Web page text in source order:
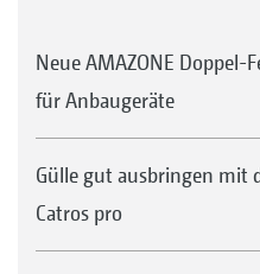
Neue AMAZONE Doppel-
für Anbaugeräte
Gülle gut ausbringen mit
Catros pro